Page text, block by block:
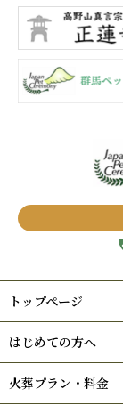
トップページ
はじめての方へ
火葬プラン・料金